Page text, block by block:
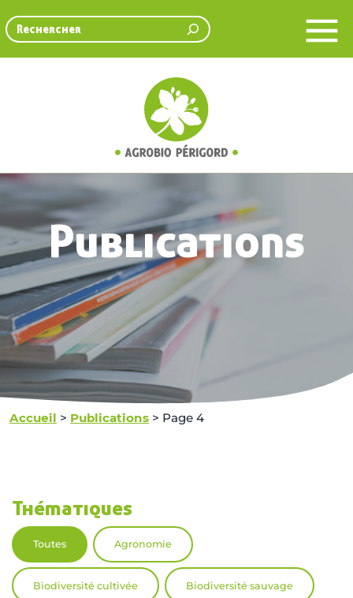
Rechercher
Publications
Accueil > Publications > Page 4
Thématiques
Toutes Agronomie
Biodiversité cultivée Biodiversité sauvage